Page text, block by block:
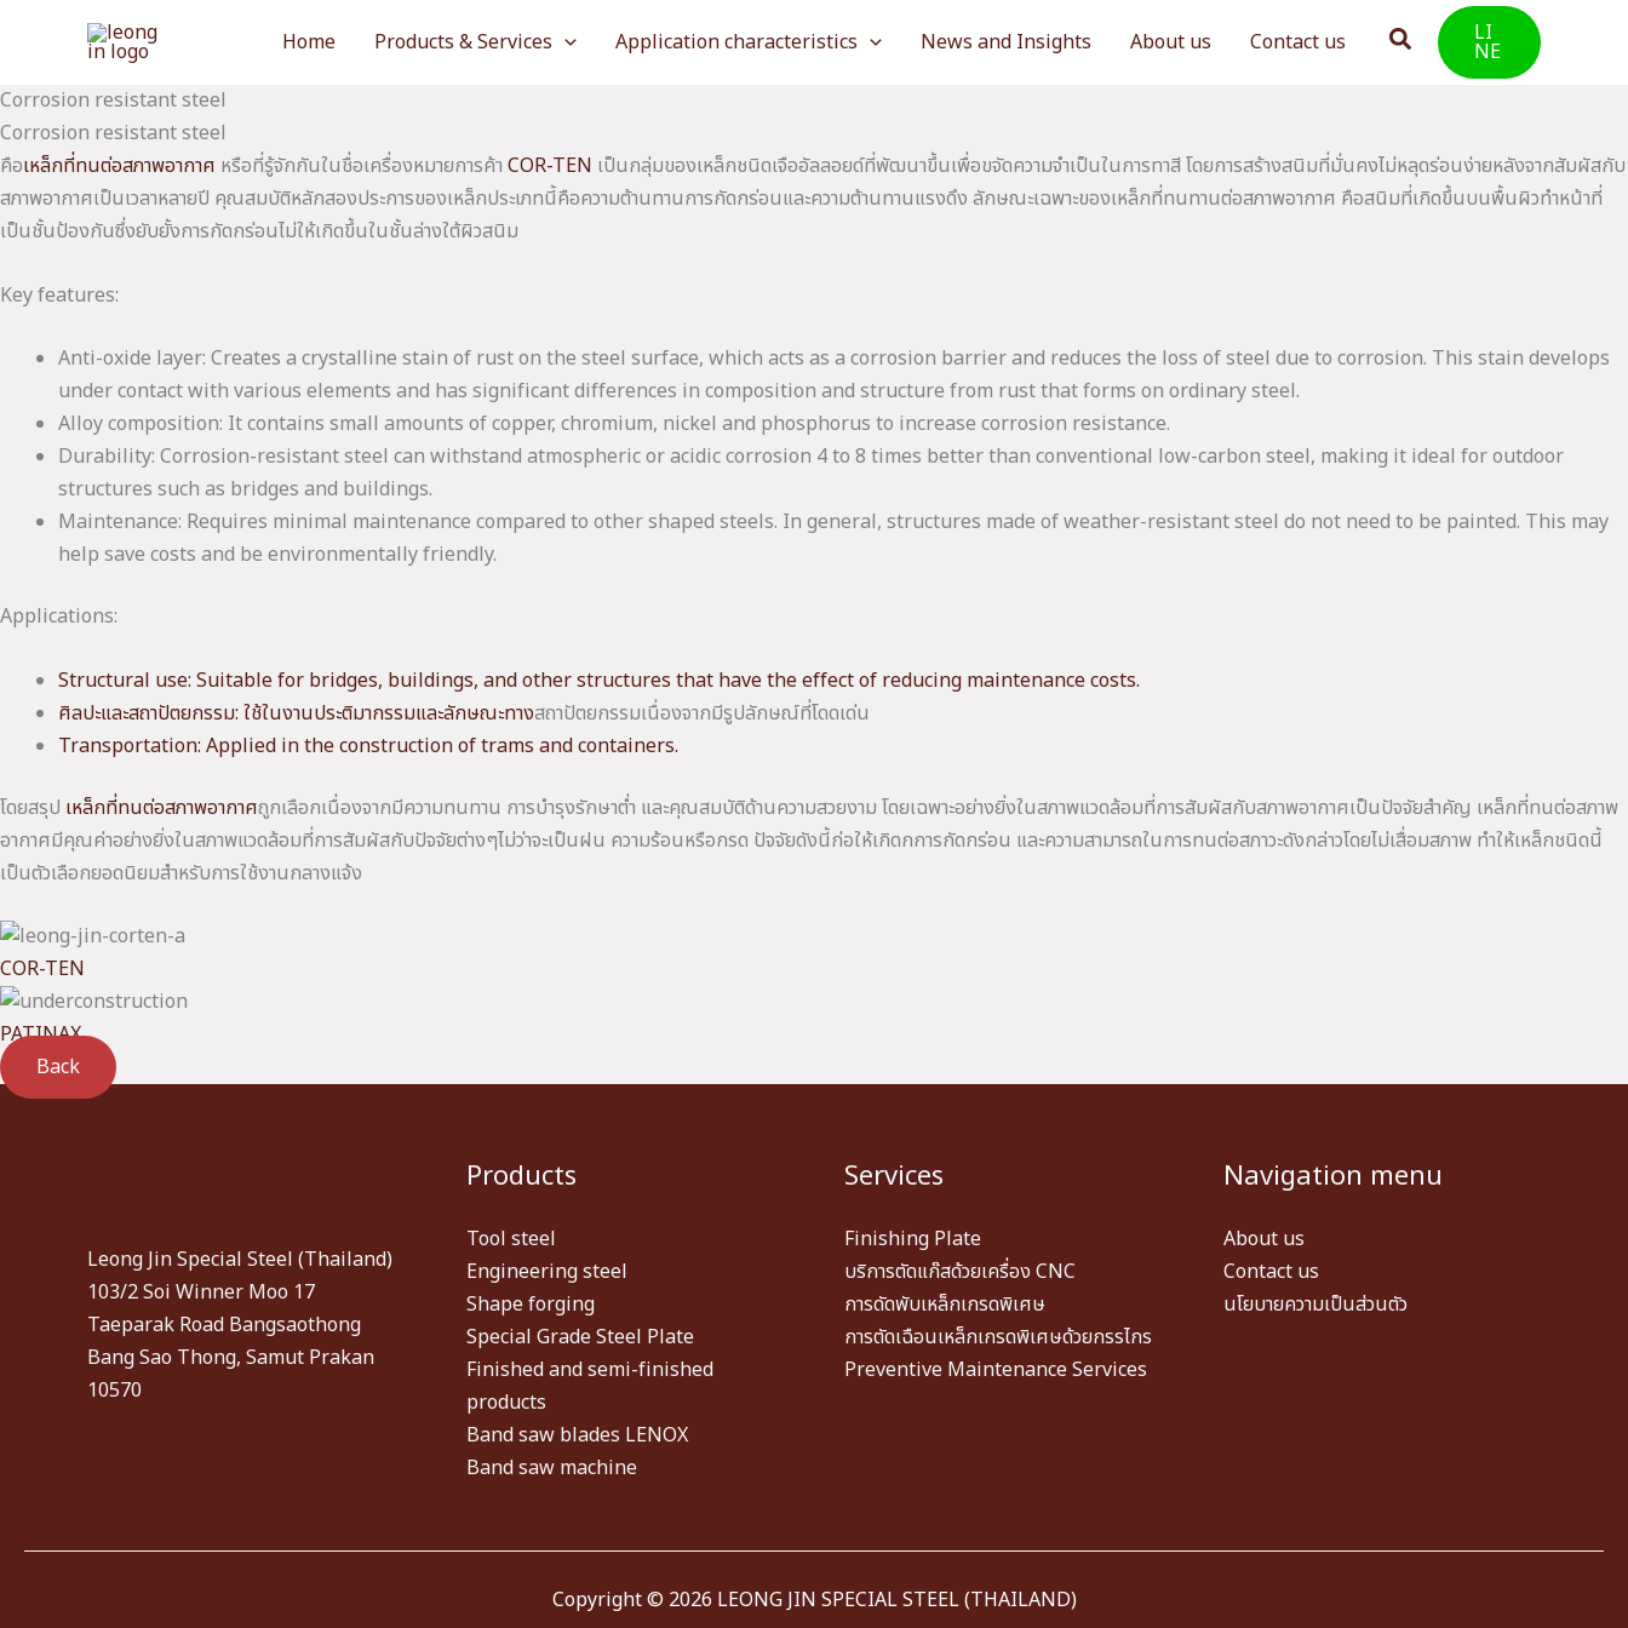
Home Products & Services Application characteristics News and Insights About us Contact us Search LI
NE
Corrosion resistant steel
Corrosion resistant steel
คือเหล็กที่ทนต่อสภาพอากาศ หรือที่รู้จักกันในชื่อเครื่องหมายการค้า COR-TEN เป็นกลุ่มของเหล็กชนิดเจืออัลลอยด์ที่พัฒนาขึ้นเพื่อขจัดความจำเป็นในการทาสี โดยการสร้างสนิมที่มั่นคงไม่หลุดร่อนง่ายหลังจากสัมผัสกับ
สภาพอากาศเป็นเวลาหลายปี คุณสมบัติหลักสองประการของเหล็กประเภทนี้คือความต้านทานการกัดกร่อนและความต้านทานแรงดึง ลักษณะเฉพาะของเหล็กที่ทนทานต่อสภาพอากาศ คือสนิมที่เกิดขึ้นบนพื้นผิวทำหน้าที่
เป็นชั้นป้องกันซึ่งยับยั้งการกัดกร่อนไม่ให้เกิดขึ้นในชั้นล่างใต้ผิวสนิม
Key features:
Anti-oxide layer: Creates a crystalline stain of rust on the steel surface, which acts as a corrosion barrier and reduces the loss of steel due to corrosion. This stain develops
under contact with various elements and has significant differences in composition and structure from rust that forms on ordinary steel.
Alloy composition: It contains small amounts of copper, chromium, nickel and phosphorus to increase corrosion resistance.
Durability: Corrosion-resistant steel can withstand atmospheric or acidic corrosion 4 to 8 times better than conventional low-carbon steel, making it ideal for outdoor
structures such as bridges and buildings.
Maintenance: Requires minimal maintenance compared to other shaped steels. In general, structures made of weather-resistant steel do not need to be painted. This may
help save costs and be environmentally friendly.
Applications:
Structural use: Suitable for bridges, buildings, and other structures that have the effect of reducing maintenance costs.
ศิลปะและสถาปัตยกรรม: ใช้ในงานประติมากรรมและลักษณะทางสถาปัตยกรรมเนื่องจากมีรูปลักษณ์ที่โดดเด่น
Transportation: Applied in the construction of trams and containers.
โดยสรุป เหล็กที่ทนต่อสภาพอากาศถูกเลือกเนื่องจากมีความทนทาน การบำรุงรักษาต่ำ และคุณสมบัติด้านความสวยงาม โดยเฉพาะอย่างยิ่งในสภาพแวดล้อมที่การสัมผัสกับสภาพอากาศเป็นปัจจัยสำคัญ เหล็กที่ทนต่อสภาพ
อากาศมีคุณค่าอย่างยิ่งในสภาพแวดล้อมที่การสัมผัสกับปัจจัยต่างๆไม่ว่าจะเป็นฝน ความร้อนหรือกรด ปัจจัยดังนี้ก่อให้เกิดกการกัดกร่อน และความสามารถในการทนต่อสภาวะดังกล่าวโดยไม่เสื่อมสภาพ ทำให้เหล็กชนิดนี้
เป็นตัวเลือกยอดนิยมสำหรับการใช้งานกลางแจ้ง
COR-TEN
PATINAX
Back
Leong Jin Special Steel (Thailand)
103/2 Soi Winner Moo 17
Taeparak Road Bangsaothong
Bang Sao Thong, Samut Prakan
10570
Products
Tool steel
Engineering steel
Shape forging
Special Grade Steel Plate
Finished and semi-finished
products
Band saw blades LENOX
Band saw machine
Services
Finishing Plate
บริการตัดแก๊สด้วยเครื่อง CNC
การดัดพับเหล็กเกรดพิเศษ
การตัดเฉือนเหล็กเกรดพิเศษด้วยกรรไกร
Preventive Maintenance Services
Navigation menu
About us
Contact us
นโยบายความเป็นส่วนตัว
Copyright © 2026 LEONG JIN SPECIAL STEEL (THAILAND)